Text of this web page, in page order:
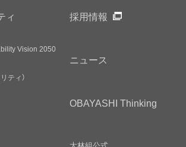
ィ
Vision 2050
ティ）
採用情報
ニュース
OBAYASHI Thinking